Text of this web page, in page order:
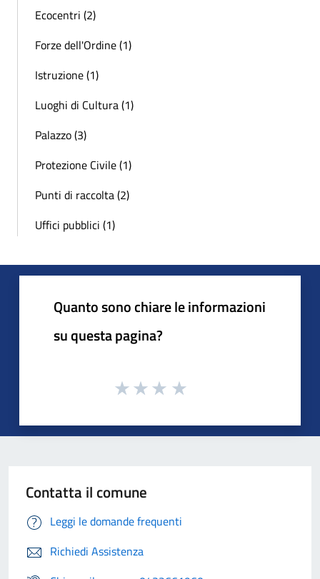
Ecocentri (2)
Forze dell'Ordine (1)
Istruzione (1)
Luoghi di Cultura (1)
Palazzo (3)
Protezione Civile (1)
Punti di raccolta (2)
Uffici pubblici (1)
Quanto sono chiare le informazioni
su questa pagina?
Contatta il comune
Leggi le domande frequenti
Richiedi Assistenza